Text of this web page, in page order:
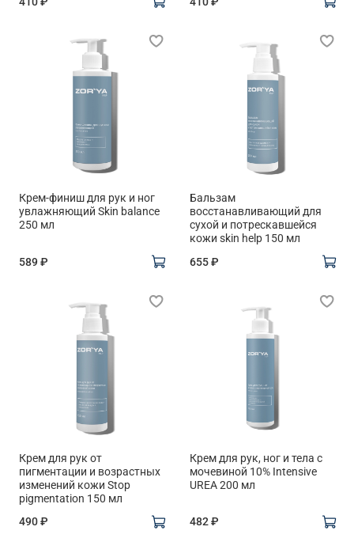
Крем-финиш для рук и ног
увлажняющий Skin balance
250 мл
589 ₽
Бальзам
восстанавливающий для
сухой и потрескавшейся
кожи skin help 150 мл
655 ₽
Крем для рук от
пигментации и возрастных
изменений кожи Stop
pigmentation 150 мл
490 ₽
Крем для рук, ног и тела с
мочевиной 10% Intensive
UREA 200 мл
482 ₽